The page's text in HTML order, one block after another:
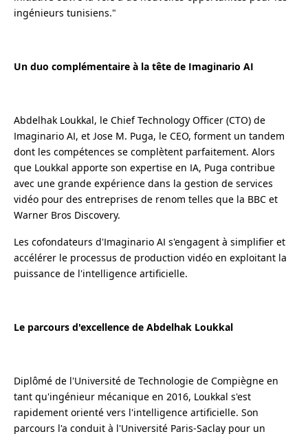
ingénieurs tunisiens."
Un duo complémentaire à la tête de Imaginario AI
Abdelhak Loukkal, le Chief Technology Officer (CTO) de
Imaginario AI, et Jose M. Puga, le CEO, forment un tandem
dont les compétences se complètent parfaitement. Alors
que Loukkal apporte son expertise en IA, Puga contribue
avec une grande expérience dans la gestion de services
vidéo pour des entreprises de renom telles que la BBC et
Warner Bros Discovery.
Les cofondateurs d'Imaginario AI s'engagent à simplifier et
accélérer le processus de production vidéo en exploitant la
puissance de l'intelligence artificielle.
Le parcours d'excellence de Abdelhak Loukkal
Diplômé de l'Université de Technologie de Compiègne en
tant qu'ingénieur mécanique en 2016, Loukkal s'est
rapidement orienté vers l'intelligence artificielle. Son
parcours l'a conduit à l'Université Paris-Saclay pour un